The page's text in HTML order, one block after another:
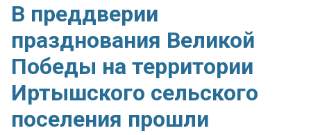
В преддверии
празднования Великой
Победы на территории
Иртышского сельского
поселения прошли